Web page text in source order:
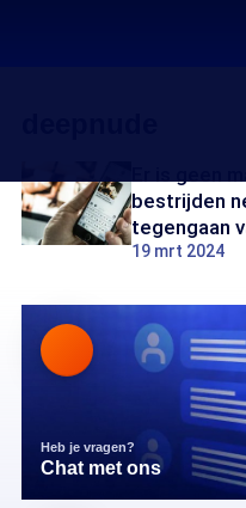
bestrijden
tegengaan
19 mrt 2024
Heb je vragen?
Chat met ons